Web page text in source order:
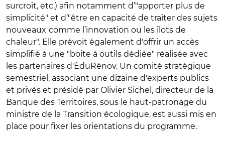
surcroît, etc.) afin notamment d’"apporter plus de
simplicité" et d’"être en capacité de traiter des sujets
nouveaux comme l’innovation ou les îlots de
chaleur". Elle prévoit également d'offrir un accès
simplifié à une "boîte à outils dédiée" réalisée avec
les partenaires d'ÉduRénov. Un comité stratégique
semestriel, associant une dizaine d'experts publics
et privés et présidé par Olivier Sichel, directeur de la
Banque des Territoires, sous le haut-patronage du
ministre de la Transition écologique, est aussi mis en
place pour fixer les orientations du programme.